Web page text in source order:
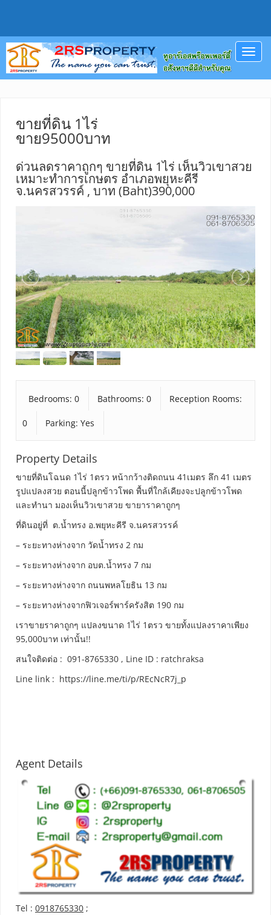
ขายที่ดิน 1ไร่
ขาย95000บาท
ด่วนลดราคาถูกๆ ขายที่ดิน 1ไร่ เห็นวิวเขาสวย
เหมาะทำการเกษตร อำเภอพยุหะคีรี
จ.นครสวรรค์ , บาท (Baht)390,000
Bedrooms: 0 Bathrooms: 0 Reception Rooms:
0 Parking: Yes
Property Details
ขายที่ดินโฉนด 1ไร่ 1ตรว หน้ากว้างติดถนน 41เมตร ลึก 41 เมตร
รูปแปลงสวย ตอนนี้ปลูกข้าวโพด พื้นที่ใกล้เคียงจะปลูกข้าวโพด
และทำนา มองเห็นวิวเขาสวย ขายาราคาถูกๆ
ที่ดินอยู่ที่ ต.น้ำทรง อ.พยุหะคีรี จ.นครสวรรค์
– ระยะทางห่างจาก วัดน้ำทรง 2 กม
– ระยะทางห่างจาก อบต.น้ำทรง 7 กม
– ระยะทางห่างจาก ถนนพหลโยธิน 13 กม
– ระยะทางห่างจากฟิวเจอร์พาร์ครังสิต 190 กม
เราขายราคาถูกๆ แปลงขนาด 1ไร่ 1ตรว ขายทั้งแปลงราคาเพียง
95,000บาท เท่านั้น!!
สนใจติดต่อ : 091-8765330 , Line ID : ratchraksa
Line link : https://line.me/ti/p/REcNcR7j_p
Agent Details
Tel : 0918765330 ;